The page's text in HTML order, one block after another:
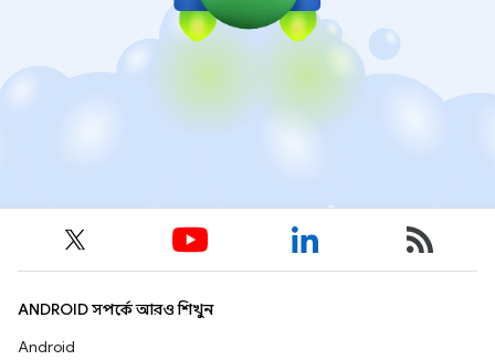
ANDROID সম্পর্কে আরও শিখুন
Android